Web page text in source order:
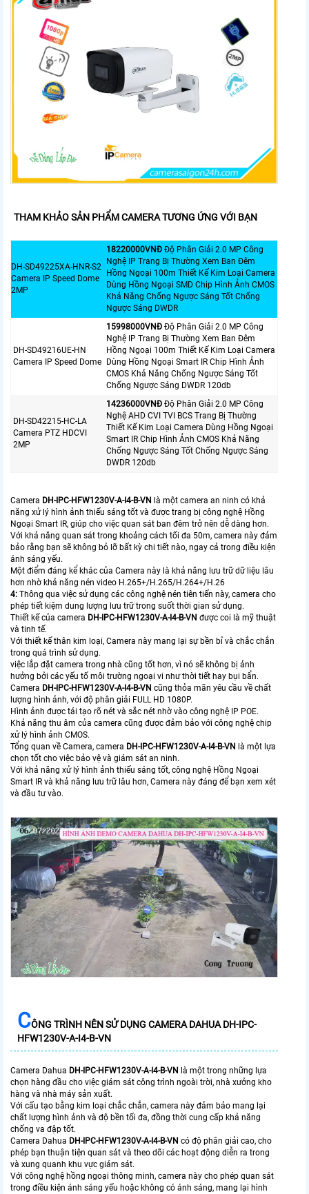
THAM KHẢO SẢN PHẨM CAMERA TƯƠNG ỨNG VỚI BẠN
DH-SD49225XA-HNR-S2
Camera IP Speed Dome
2MP
18220000VNÐ Độ Phân Giải 2.0 MP Công
Nghệ IP Trang Bị Thường Xem Ban Đêm
Hồng Ngoại 100m Thiết Kế Kim Loại Camera
Dùng Hồng Ngoại SMD Chip Hình Ảnh CMOS
Khả Năng Chống Ngược Sáng Tốt Chống
Ngược Sáng DWDR
DH-SD49216UE-HN
Camera IP Speed Dome
15998000VNÐ Độ Phân Giải 2.0 MP Công
Nghệ IP Trang Bị Thường Xem Ban Đêm
Hồng Ngoại 100m Thiết Kế Kim Loại Camera
Dùng Hồng Ngoại Smart IR Chip Hình Ảnh
CMOS Khả Năng Chống Ngược Sáng Tốt
Chống Ngược Sáng DWDR 120db
DH-SD42215-HC-LA
Camera PTZ HDCVI
2MP
14236000VNÐ Độ Phân Giải 2.0 MP Công
Nghệ AHD CVI TVI BCS Trang Bị Thường
Thiết Kế Kim Loại Camera Dùng Hồng Ngoại
Smart IR Chip Hình Ảnh CMOS Khả Năng
Chống Ngược Sáng Tốt Chống Ngược Sáng
DWDR 120db
Camera DH-IPC-HFW1230V-A-I4-B-VN là một camera an ninh có khả
năng xử lý hình ảnh thiếu sáng tốt và được trang bị công nghệ Hồng
Ngoại Smart IR, giúp cho việc quan sát ban đêm trở nên dễ dàng hơn.
Với khả năng quan sát trong khoảng cách tối đa 50m, camera này đảm
bảo rằng bạn sẽ không bỏ lỡ bất kỳ chi tiết nào, ngay cả trong điều kiện
ánh sáng yếu.
Một điểm đáng kể khác của Camera này là khả năng lưu trữ dữ liệu lâu
hơn nhờ khả năng nén video H.265+/H.265/H.264+/H.26
4: Thông qua việc sử dụng các công nghệ nén tiên tiến này, camera cho
phép tiết kiệm dung lượng lưu trữ trong suốt thời gian sử dụng.
Thiết kế của camera DH-IPC-HFW1230V-A-I4-B-VN được coi là mỹ thuật
và tinh tế.
Với thiết kế thân kim loại, Camera này mang lại sự bền bỉ và chắc chắn
trong quá trình sử dụng.
việc lắp đặt camera trong nhà cũng tốt hơn, vì nó sẽ không bị ảnh
hưởng bởi các yếu tố môi trường ngoại vi như thời tiết hay bụi bẩn.
Camera DH-IPC-HFW1230V-A-I4-B-VN cũng thỏa mãn yêu cầu về chất
lượng hình ảnh, với độ phân giải FULL HD 1080P.
Hình ảnh được tái tạo rõ nét và sắc nét nhờ vào công nghệ IP POE.
Khả năng thu âm của camera cũng được đảm bảo với công nghệ chip
xử lý hình ảnh CMOS.
Tổng quan về Camera, camera DH-IPC-HFW1230V-A-I4-B-VN là một lựa
chọn tốt cho việc bảo vệ và giám sát an ninh.
Với khả năng xử lý hình ảnh thiếu sáng tốt, công nghệ Hồng Ngoại
Smart IR và khả năng lưu trữ lâu hơn, Camera này đáng để bạn xem xét
và đầu tư vào.
CÔNG TRÌNH NÊN SỬ DỤNG CAMERA DAHUA DH-IPC-
HFW1230V-A-I4-B-VN
Camera Dahua DH-IPC-HFW1230V-A-I4-B-VN là một trong những lựa
chọn hàng đầu cho việc giám sát công trình ngoài trời, nhà xưởng kho
hàng và nhà máy sản xuất.
Với cấu tạo bằng kim loại chắc chắn, camera này đảm bảo mang lại
chất lượng hình ảnh và độ bền tối đa, đồng thời cung cấp khả năng
chống va đập tốt.
Camera Dahua DH-IPC-HFW1230V-A-I4-B-VN có độ phân giải cao, cho
phép bạn thuận tiện quan sát và theo dõi các hoạt động diễn ra trong
và xung quanh khu vực giám sát.
Với công nghệ hồng ngoại thông minh, camera này cho phép quan sát
trong điều kiện ánh sáng yếu hoặc không có ánh sáng, mang lại hình